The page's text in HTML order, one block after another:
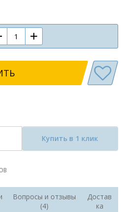
Купить в 1 клик
Вопросы и отзывы
(4)
Достав
ка